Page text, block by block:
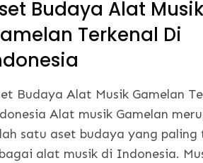
Budaya Alat Musik
Terkenal Di
Budaya Alat Musik Gamelan
Alat musik Gamelan
satu aset budaya yang paling
alat musik di Indonesia.